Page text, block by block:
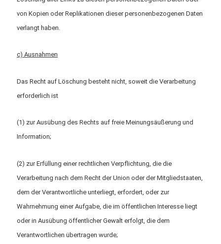
von Kopien oder Replikationen dieser personenbezogenen Daten
verlangt haben.
c) Ausnahmen
Das Recht auf Löschung besteht nicht, soweit die Verarbeitung
erforderlich ist
(1) zur Ausübung des Rechts auf freie Meinungsäußerung und
Information;
(2) zur Erfüllung einer rechtlichen Verpflichtung, die die
Verarbeitung nach dem Recht der Union oder der Mitgliedstaaten,
dem der Verantwortliche unterliegt, erfordert, oder zur
Wahrnehmung einer Aufgabe, die im öffentlichen Interesse liegt
oder in Ausübung öffentlicher Gewalt erfolgt, die dem
Verantwortlichen übertragen wurde;